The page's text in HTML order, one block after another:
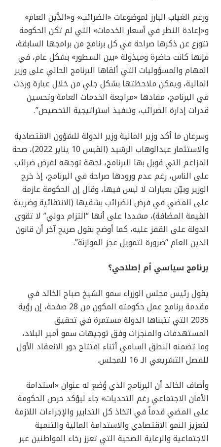
ورغم الغياب البارز لموضوعات «الضرائب» و«الدَّين العام»
و«إعادة النظر في أسعار الخدمات» التي لم تكن الحكومة
تتورع عن ذكرها صراحة في كل برنامج من برامجها السابقة،
فإنها كانت حاضرة ومبذولة «بين السطور» بشكل عام، في
المهام والمسؤوليات التي ألقاها البرنامج الحالي على وزير
المالية، ويمكن ملاحظتها بشكل جلي من خلال عبارة وردت
في البرنامج، مفادها «مراجعة الخدمات العامة وتحسين
قدرات إدارة الضرائب، وتنفيذ استراتيجية التخصيص”.
وسرعان ما أكد وزير المالية وزير الدولة للشؤون الاقتصادية
والاستثمار عبدالوهاب الرشيد (القبس 10 يناير 2022)، صحة
المزاعم التي قوبل بها البرنامج، لجهة توجهه لفرض ضرائب
على الناس، رغم عدم ورودها صراحة في البرنامج، إذ خرج
الوزير وبيّن بعبارات لا لبس فيها، وقال إن الحكومة عازمة
على المضي في فرض الضرائب بشقيها (الانتقائية وضريبة
القيمة المضافة)، مشددا على أنها “التزام دولي” لا تقوى
الدولة على القفز عليه، كما أوضح بقول صريح آخر أن قانون
الدين العام “ضرورة لتمويل عجز الموازنة”.
برنامج سياسي أم إصلاحي؟
يقول رئيس مجلس الوزراء سمو الشيخ صباح الخالد في
مقدمة برنامج عمل حكومته المكون من 28 صفحة، إن رؤية
2035 التي تتبناها الدولة مستمرة في تحقيق
المستهدفات والمنجزات وفق توجيهات سمو أمير البلاد،
وما تضمنه النطق السامي أثناء افتتاح دور الانعقاد الأول
للفصل التشريعي الـ 16 للمجلس.
وأضاف الخالد أن البرنامج الذي وُضع له عنوان «استدامة
الأمان الاجتماعي رغم التحديات» جاء ليؤكد حرص الحكومة
على المضي قدماً في اتخاذ كل التدابير والإجراءات اللازمة
لتعزيز النمو الاقتصادي والاستدامة المالية والتنمية
الاجتماعية والرعاية الصحية التي تعزز رخاء المواطنين عبر